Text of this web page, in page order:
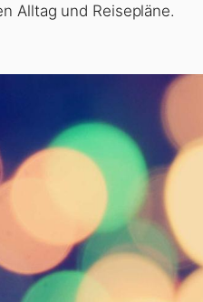
Alltag und Reisepläne.